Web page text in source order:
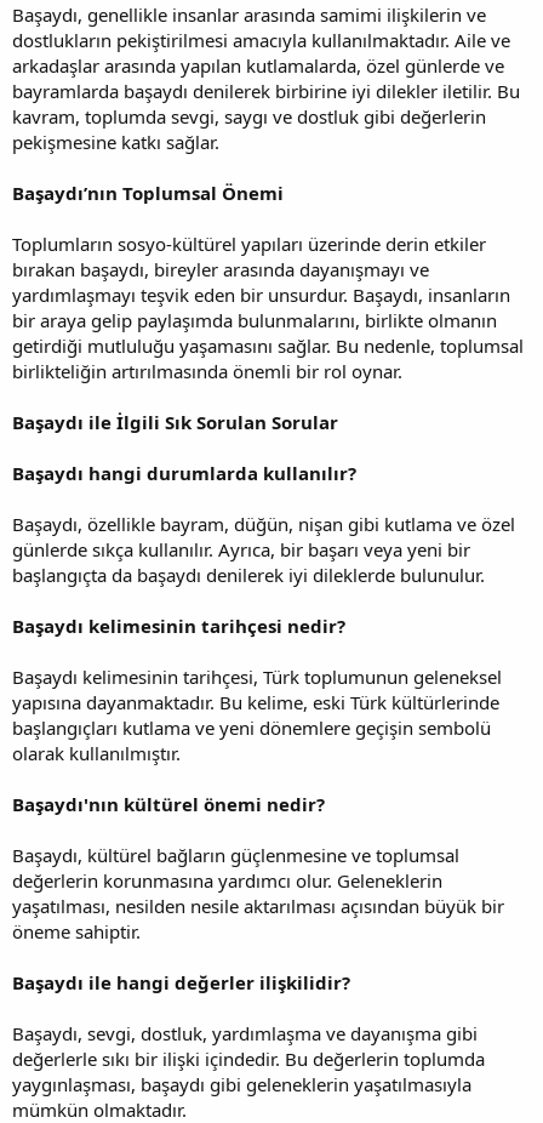
Başaydı, genellikle insanlar arasında samimi ilişkilerin ve
dostlukların pekiştirilmesi amacıyla kullanılmaktadır. Aile ve
arkadaşlar arasında yapılan kutlamalarda, özel günlerde ve
bayramlarda başaydı denilerek birbirine iyi dilekler iletilir. Bu
kavram, toplumda sevgi, saygı ve dostluk gibi değerlerin
pekişmesine katkı sağlar.
Başaydı’nın Toplumsal Önemi
Toplumların sosyo-kültürel yapıları üzerinde derin etkiler
bırakan başaydı, bireyler arasında dayanışmayı ve
yardımlaşmayı teşvik eden bir unsurdur. Başaydı, insanların
bir araya gelip paylaşımda bulunmalarını, birlikte olmanın
getirdiği mutluluğu yaşamasını sağlar. Bu nedenle, toplumsal
birlikteliğin artırılmasında önemli bir rol oynar.
Başaydı ile İlgili Sık Sorulan Sorular
Başaydı hangi durumlarda kullanılır?
Başaydı, özellikle bayram, düğün, nişan gibi kutlama ve özel
günlerde sıkça kullanılır. Ayrıca, bir başarı veya yeni bir
başlangıçta da başaydı denilerek iyi dileklerde bulunulur.
Başaydı kelimesinin tarihçesi nedir?
Başaydı kelimesinin tarihçesi, Türk toplumunun geleneksel
yapısına dayanmaktadır. Bu kelime, eski Türk kültürlerinde
başlangıçları kutlama ve yeni dönemlere geçişin sembolü
olarak kullanılmıştır.
Başaydı'nın kültürel önemi nedir?
Başaydı, kültürel bağların güçlenmesine ve toplumsal
değerlerin korunmasına yardımcı olur. Geleneklerin
yaşatılması, nesilden nesile aktarılması açısından büyük bir
öneme sahiptir.
Başaydı ile hangi değerler ilişkilidir?
Başaydı, sevgi, dostluk, yardımlaşma ve dayanışma gibi
değerlerle sıkı bir ilişki içindedir. Bu değerlerin toplumda
yaygınlaşması, başaydı gibi geleneklerin yaşatılmasıyla
mümkün olmaktadır.